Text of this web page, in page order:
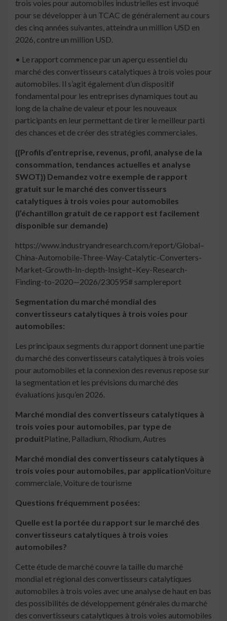
trois voies pour automobiles industrielles est invoqué
pour se développer à un TCAC de généralement au cours
des cinq années suivantes, atteindra un million USD en
2026, contre un million USD.
• Le rapport commence par un aperçu essentiel du
marché des convertisseurs catalytiques à trois voies pour
automobiles. Il s’agit également d’un dispositif
fondamental pour les entreprises dynamiques tout au
long de la chaîne de valeur et pour les nouveaux
participants en leur permettant de tirer le meilleur parti
des chances et de créer des stratégies commerciales.
{{Profils d’entreprise, revenus, profil, analyse de la
consommation, tendances actuelles et analyse
SWOT}} Demandez votre exemple de rapport
gratuit sur le marché des convertisseurs
catalytiques à trois voies pour automobiles
(l’échantillon gratuit de ce rapport est facilement
disponible sur demande)
https://www.industryandresearch.com/report/Global–
China-Automobile-Three-Way-Catalytic-Converters-
Market-Growth-In-depth-Insight–Key-Research-
Finding-to-2020—2026/230595# samplereport
Segmentation du marché mondial des
convertisseurs catalytiques à trois voies pour
automobiles:
Les principaux segments du rapport donnent une partie
du marché des convertisseurs catalytiques à trois voies
pour automobiles et la connexion des revenus repose sur
la segmentation et les prévisions du marché des
évaluations jusqu’en 2026.
Marché mondial des convertisseurs catalytiques à
trois voies pour automobiles, par type de
produitPlatine, Palladium, Rhodium, Autres
Marché mondial des convertisseurs catalytiques à
trois voies pour automobiles, par applicationVoiture
commerciale, Voiture de tourisme
Questions fréquemment posées:
Quelle est la portée du rapport sur le marché des
convertisseurs catalytiques à trois voies
automobiles?
Cette étude de marché couvre la taille du marché
mondial et régional des convertisseurs catalytiques
automobiles à trois voies avec une analyse de haut en bas
des possibilités de développement générales du marché
des convertisseurs catalytiques à trois voies automobiles